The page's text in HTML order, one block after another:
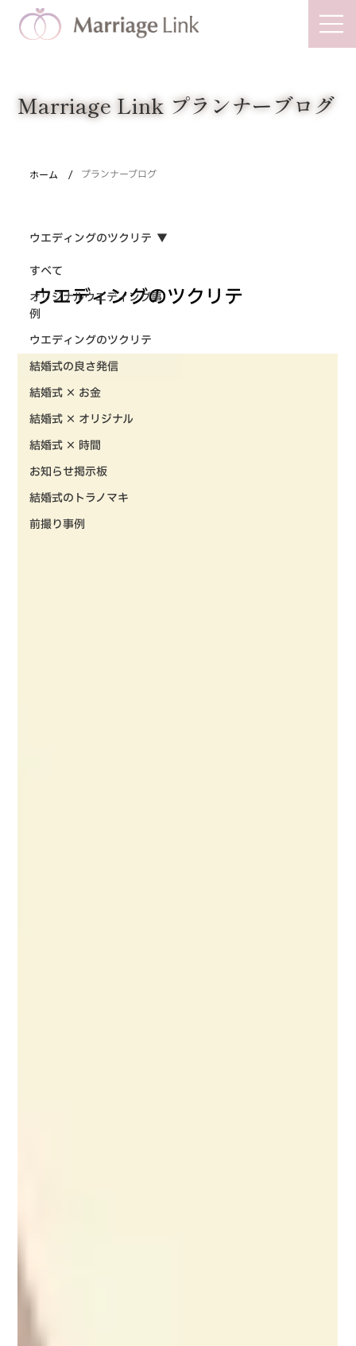
Marriage Link
Marriage Link プランナーブログ
ホーム / プランナーブログ
すべて
オリジナルウエディング事
例
ウエディングのツクリテ
結婚式の良さ発信
結婚式 × お金
結婚式 × オリジナル
結婚式 × 時間
お知らせ掲示板
結婚式のトラノマキ
前撮り事例
ウエディングのツクリテ
ウエディングのツクリテ